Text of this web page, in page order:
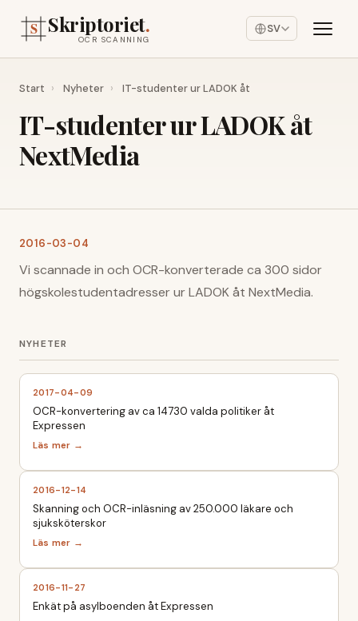
Skriptoriet.
OCR SCANNING
SV
Start › Nyheter › IT-studenter ur LADOK åt
IT-studenter ur LADOK åt
NextMedia
2016-03-04
Vi scannade in och OCR-konverterade ca 300 sidor
högskolestudentadresser ur LADOK åt NextMedia.
2017-04-09
OCR-konvertering av ca 14730 valda politiker åt
Expressen
2016-12-14
Skanning och OCR-inläsning av 250.000 läkare och
sjuksköterskor
2016-11-27
Enkät på asylboenden åt Expressen